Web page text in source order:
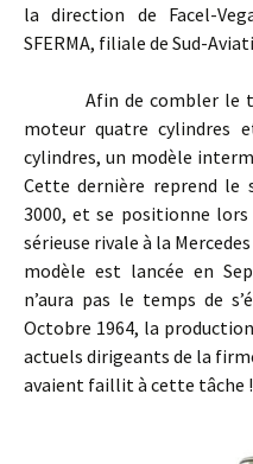
la direction de Facel-
SFERMA, filiale de Sud-
Afin de combler le
moteur quatre cylindres
cylindres, un modèle
Cette dernière reprend le
3000, et se positionne
sérieuse rivale à la
modèle est lancée en
n’aura pas le temps de
Octobre 1964, la
actuels dirigeants de la
avaient faillit à cette tâche !